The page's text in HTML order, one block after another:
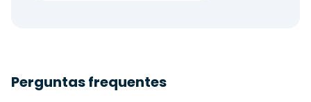
Perguntas frequentes